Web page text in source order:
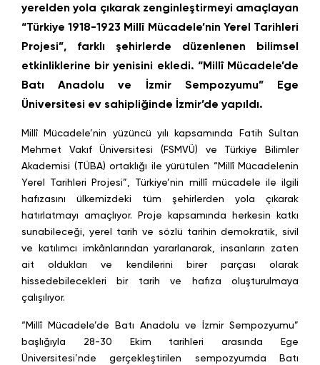
yerelden yola çıkarak zenginleştirmeyi amaçlayan
“Türkiye 1918-1923 Millî Mücadele’nin Yerel Tarihleri
Projesi”, farklı şehirlerde düzenlenen bilimsel
etkinliklerine bir yenisini ekledi. “Millî Mücadele’de
Batı Anadolu ve İzmir Sempozyumu” Ege
Üniversitesi ev sahipliğinde İzmir’de yapıldı.
Millî Mücadele’nin yüzüncü yılı kapsamında Fatih Sultan
Mehmet Vakıf Üniversitesi (FSMVÜ) ve Türkiye Bilimler
Akademisi (TÜBA) ortaklığı ile yürütülen “Millî Mücadelenin
Yerel Tarihleri Projesi”, Türkiye’nin millî mücadele ile ilgili
hafızasını ülkemizdeki tüm şehirlerden yola çıkarak
hatırlatmayı amaçlıyor. Proje kapsamında herkesin katkı
sunabileceği, yerel tarih ve sözlü tarihin demokratik, sivil
ve katılımcı imkânlarından yararlanarak, insanların zaten
ait oldukları ve kendilerini birer parçası olarak
hissedebilecekleri bir tarih ve hafıza oluşturulmaya
çalışılıyor.
“Millî Mücadele’de Batı Anadolu ve İzmir Sempozyumu”
başlığıyla 28-30 Ekim tarihleri arasında Ege
Üniversitesi’nde gerçekleştirilen sempozyumda Batı